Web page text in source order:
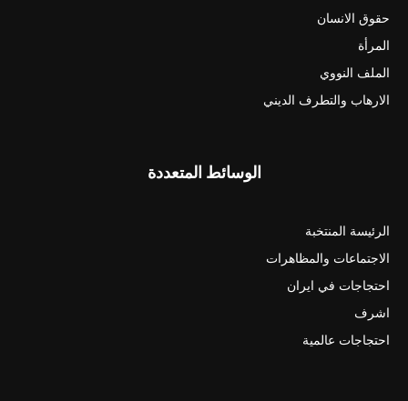
حقوق الانسان
المرأة
الملف النووي
الارهاب والتطرف الديني
الوسائط المتعددة
الرئيسة المنتخبة
الاجتماعات والمظاهرات
احتجاجات في ايران
اشرف
احتجاجات عالمية